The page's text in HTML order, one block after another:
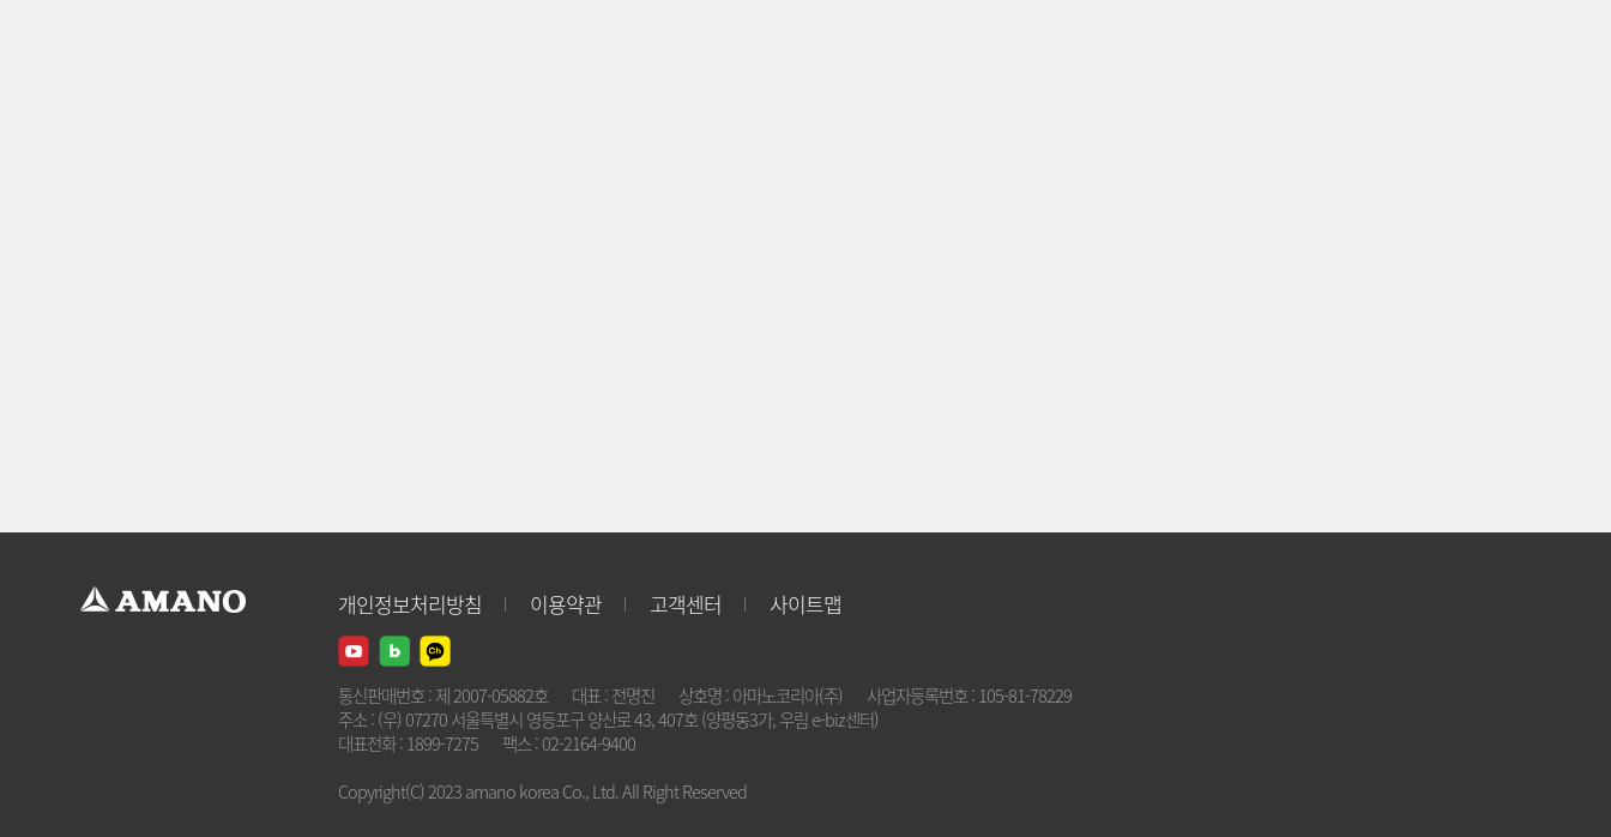
개인정보처리방침 이용약관 고객센터 사이트맵
통신판매번호 : 제 2007-05882호 대표 : 전명진 상호명 : 아마노코리아(주)
사업자등록번호 : 105-81-78229
주소 : (우) 07270 서울특별시 영등포구 양산로 43, 407호 (양평동3가, 우림 e-biz센터)
대표전화 : 1899-7275
팩스 : 02-2164-9400
Copyright(C) 2023 amano korea Co., Ltd. All Right Reserved